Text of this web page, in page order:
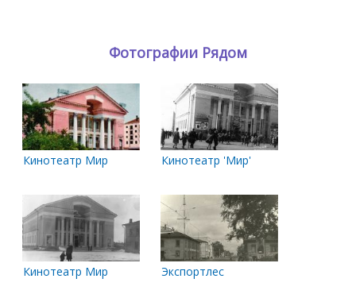
Фотографии Рядом
Кинотеатр Мир Кинотеатр 'Мир'
Кинотеатр Мир Экспортлес